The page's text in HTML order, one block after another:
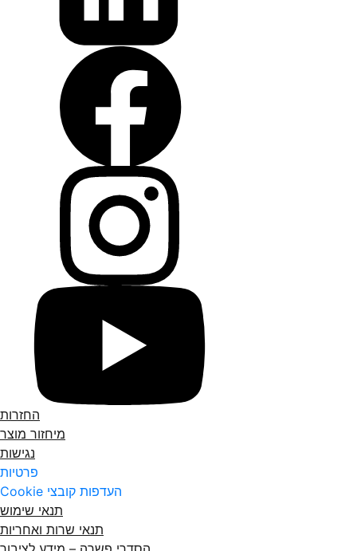
החזרות
מיחזור מוצר
נגישות
פרטיות
העדפות קובצי Cookie
תנאי שימוש
תנאי שרות ואחריות